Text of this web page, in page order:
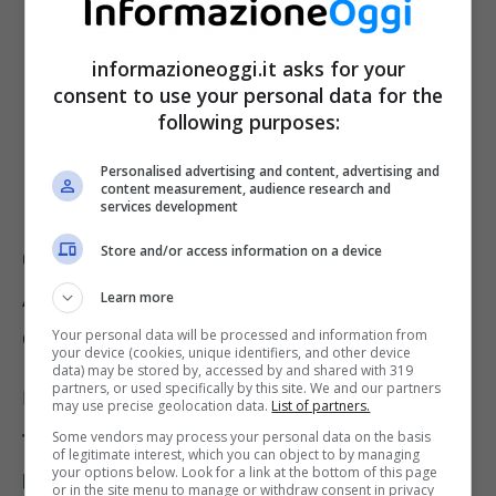
Come rendere morbidi gli
Asciugamani, lo fanno negli Alberghi
e non c’entra l’ammorbidente
In un articolo abbiamo spiegato cheusare
troppo detersivo nella lavatrice innesca
paradossalmente maggior puzza di umido
informazioneoggi.it asks for your
consent to use your personal data for the
following purposes:
Personalised advertising and content, advertising and
content measurement, audience research and
services development
Store and/or access information on a device
Learn more
Your personal data will be processed and information from
your device (cookies, unique identifiers, and other device
data) may be stored by, accessed by and shared with 319
partners, or used specifically by this site. We and our partners
may use precise geolocation data. List of partners.
Some vendors may process your personal data on the basis
of legitimate interest, which you can object to by managing
your options below. Look for a link at the bottom of this page
or in the site menu to manage or withdraw consent in privacy